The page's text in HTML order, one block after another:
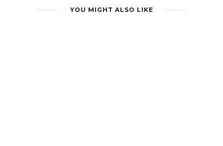
YOU MIGHT ALSO LIKE